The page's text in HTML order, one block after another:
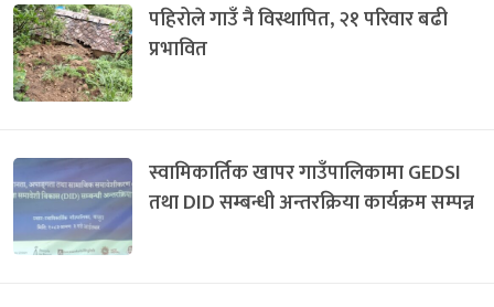
पहिरोले गाउँ नै विस्थापित, २१ परिवार बढी
प्रभावित
स्वामिकार्तिक खापर गाउँपालिकामा GEDSI
तथा DID सम्बन्धी अन्तरक्रिया कार्यक्रम सम्पन्न